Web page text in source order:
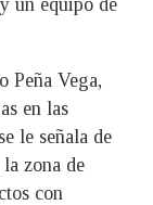
Peña Vega,
en las
le señala de
zona de
con